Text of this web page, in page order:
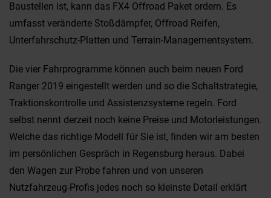
Baustellen ist, kann das FX4 Offroad Paket ordern. Es
umfasst veränderte Stoßdämpfer, Offroad Reifen,
Unterfahrschutz-Platten und Terrain-Managementsystem.
Die vier Fahrprogramme können auch beim neuen Ford
Ranger 2019 eingestellt werden und so die Schaltstrategie,
Traktionskontrolle und Assistenzsysteme regeln. Ford
selbst nennt derzeit noch keine Preise und Motorleistungen.
Welche das richtige Modell für Sie ist, finden wir am besten
im persönlichen Gespräch in Regensburg heraus. Dabei
den Wagen zur Probe fahren und von unseren
Nutzfahrzeug-Profis jedes noch so kleinste Detail erklärt